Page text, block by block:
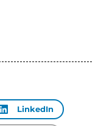
LinkedIn